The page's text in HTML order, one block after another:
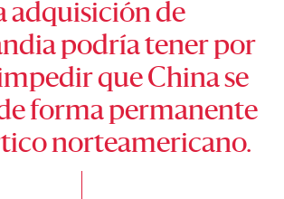
adquisición de
podría tener por
que China se
forma permanente
norteamericano.